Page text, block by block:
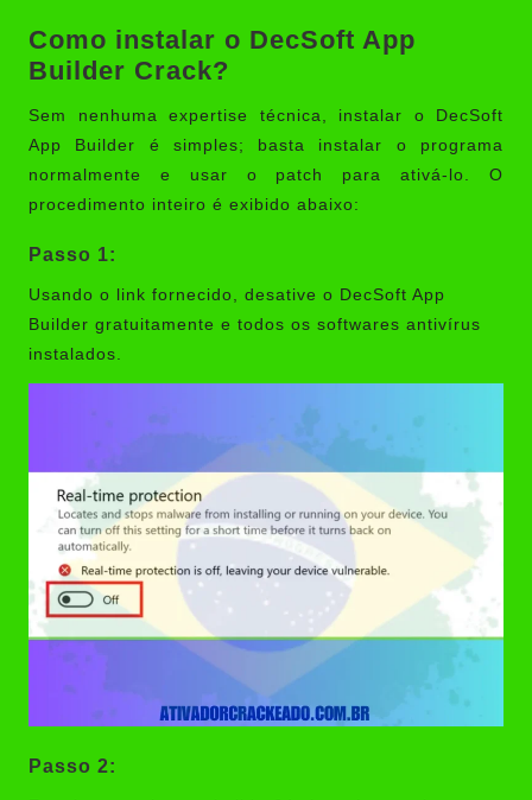
Como instalar o DecSoft App
Builder Crack?
Sem nenhuma expertise técnica, instalar o DecSoft
App Builder é simples; basta instalar o programa
normalmente e usar o patch para ativá-lo. O
procedimento inteiro é exibido abaixo:
Passo 1:
Usando o link fornecido, desative o DecSoft App
Builder gratuitamente e todos os softwares antivírus
instalados.
Passo 2: